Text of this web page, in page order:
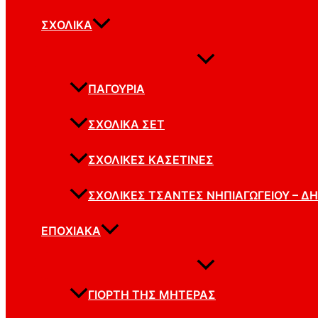
ΣΧΟΛΙΚΆ
ΠΑΓΟΎΡΙΑ
ΣΧΟΛΙΚΆ ΣΕΤ
ΣΧΟΛΙΚΈΣ ΚΑΣΕΤΊΝΕΣ
ΣΧΟΛΙΚΈΣ ΤΣΆΝΤΕΣ ΝΗΠΙΑΓΩΓΕΊΟΥ –
ΕΠΟΧΙΑΚΆ
ΓΙΟΡΤΉ ΤΗΣ ΜΗΤΈΡΑΣ